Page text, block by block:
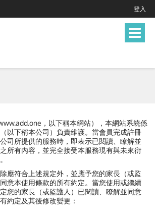
登入
Toggle
，以下稱本網站），本網站系統係
以下稱本公司）負責維護。當會員完成註冊
司所提供的服務時，即表示已閱讀、瞭解並
所有內容，並完全接受本服務現有與未來衍
應符合上述規定外，並應予您的家長（或監
意本使用條款的所有約定。當您使用或繼續
您的家長（或監護人）已閱讀、瞭解並同意
約定及其後修改變更：